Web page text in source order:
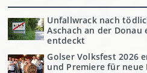
Unfallwrack nach
Aschach an der Donau
entdeckt
Golser Volksfest 2026
und Premiere für neue